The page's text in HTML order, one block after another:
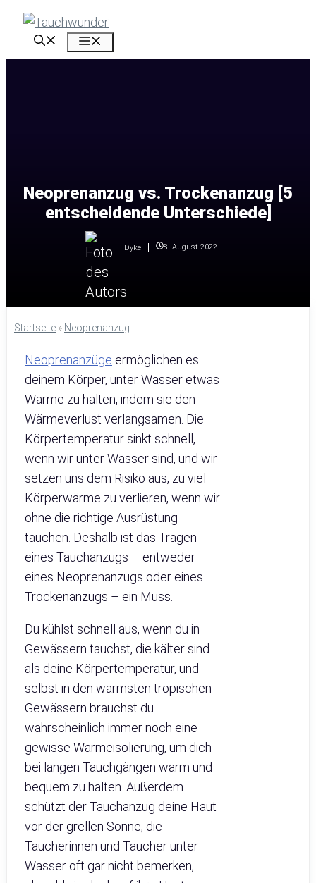
Zum
Inhalt
Neoprenanzug vs. Trockenanzug [5
entscheidende Unterschiede]
Dyke 8. August 2022
Startseite » Neoprenanzug
Neoprenanzüge ermöglichen es
deinem Körper, unter Wasser etwas
Wärme zu halten, indem sie den
Wärmeverlust verlangsamen. Die
Körpertemperatur sinkt schnell,
wenn wir unter Wasser sind, und wir
setzen uns dem Risiko aus, zu viel
Körperwärme zu verlieren, wenn wir
ohne die richtige Ausrüstung
tauchen. Deshalb ist das Tragen
eines Tauchanzugs – entweder
eines Neoprenanzugs oder eines
Trockenanzugs – ein Muss.
Du kühlst schnell aus, wenn du in
Gewässern tauchst, die kälter sind
als deine Körpertemperatur, und
selbst in den wärmsten tropischen
Gewässern brauchst du
wahrscheinlich immer noch eine
gewisse Wärmeisolierung, um dich
bei langen Tauchgängen warm und
bequem zu halten. Außerdem
schützt der Tauchanzug deine Haut
vor der grellen Sonne, die
Taucherinnen und Taucher unter
Wasser oft gar nicht bemerken,